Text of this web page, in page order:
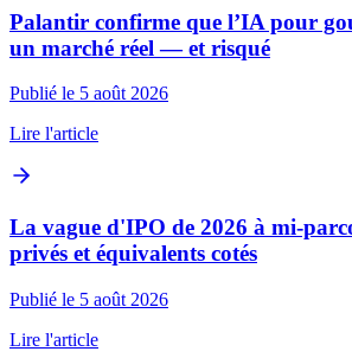
Palantir confirme que l’IA pour
un marché réel — et risqué
Publié le 5 août 2026
Lire l'article
La vague d'IPO de 2026 à mi-
privés et équivalents cotés
Publié le 5 août 2026
Lire l'article